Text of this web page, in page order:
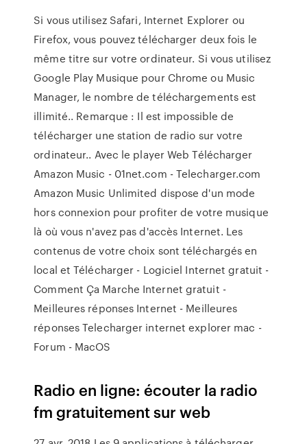
Si vous utilisez Safari, Internet Explorer ou
Firefox, vous pouvez télécharger deux fois le
même titre sur votre ordinateur. Si vous utilisez
Google Play Musique pour Chrome ou Music
Manager, le nombre de téléchargements est
illimité.. Remarque : Il est impossible de
télécharger une station de radio sur votre
ordinateur.. Avec le player Web Télécharger
Amazon Music - 01net.com - Telecharger.com
Amazon Music Unlimited dispose d'un mode
hors connexion pour profiter de votre musique
là où vous n'avez pas d'accès Internet. Les
contenus de votre choix sont téléchargés en
local et Télécharger - Logiciel Internet gratuit -
Comment Ça Marche Internet gratuit -
Meilleures réponses Internet - Meilleures
réponses Telecharger internet explorer mac -
Forum - MacOS
Radio en ligne: écouter la radio
fm gratuitement sur web